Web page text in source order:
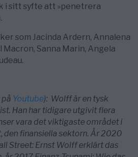
i sitt syfte att »penetrera
som Jacinda Ardern, Annalena
­Macron, ­Sanna Marin, Angela
Youtube): Wolff är en tysk
Han har tidigare utgivit flera
vara det viktigaste området i
den finansiella sektorn. År 2020
Street: Ernst Wolff erklärt das